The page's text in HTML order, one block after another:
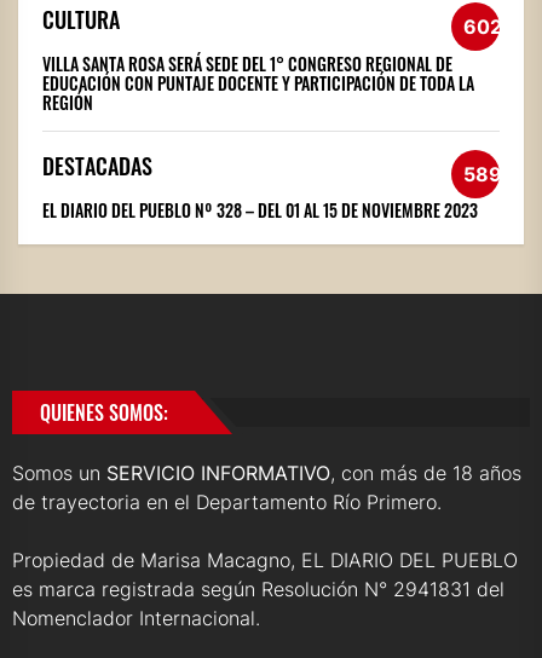
CULTURA 602
VILLA SANTA ROSA SERÁ SEDE DEL 1° CONGRESO REGIONAL DE
EDUCACIÓN CON PUNTAJE DOCENTE Y PARTICIPACIÓN DE TODA LA
REGIÓN
DESTACADAS 589
EL DIARIO DEL PUEBLO Nº 328 – DEL 01 AL 15 DE NOVIEMBRE 2023
QUIENES SOMOS:
Somos un SERVICIO INFORMATIVO, con más de 18 años
de trayectoria en el Departamento Río Primero.
Propiedad de Marisa Macagno, EL DIARIO DEL PUEBLO
es marca registrada según Resolución N° 2941831 del
Nomenclador Internacional.